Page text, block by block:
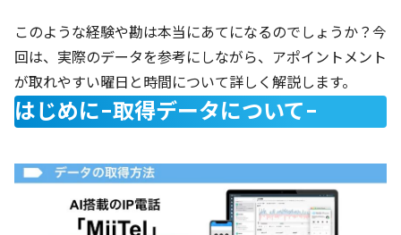
このような経験や勘は本当にあてになるのでしょうか？今
回は、実際のデータを参考にしながら、アポイントメント
が取れやすい曜日と時間について詳しく解説します。
はじめに-取得データについて-